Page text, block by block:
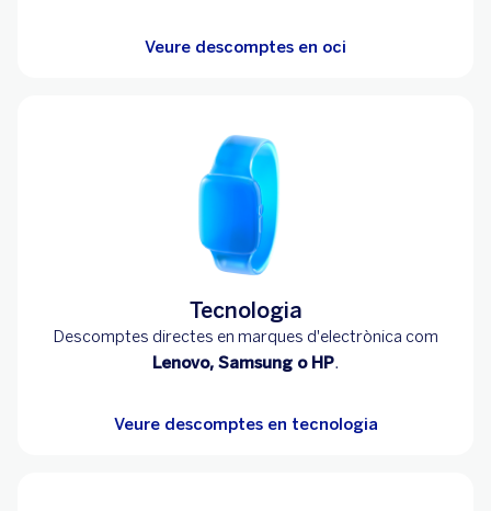
Veure descomptes en oci
Tecnologia
Descomptes directes en marques d'electrònica com
Lenovo, Samsung o HP.
Veure descomptes en tecnologia